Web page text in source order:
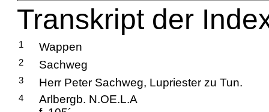
Transkript der
1 Wappen
2 Sachweg
3 Herr Peter Sachweg, Lupriester zu Tun.
4
Arlbergb. N.OE.L.A